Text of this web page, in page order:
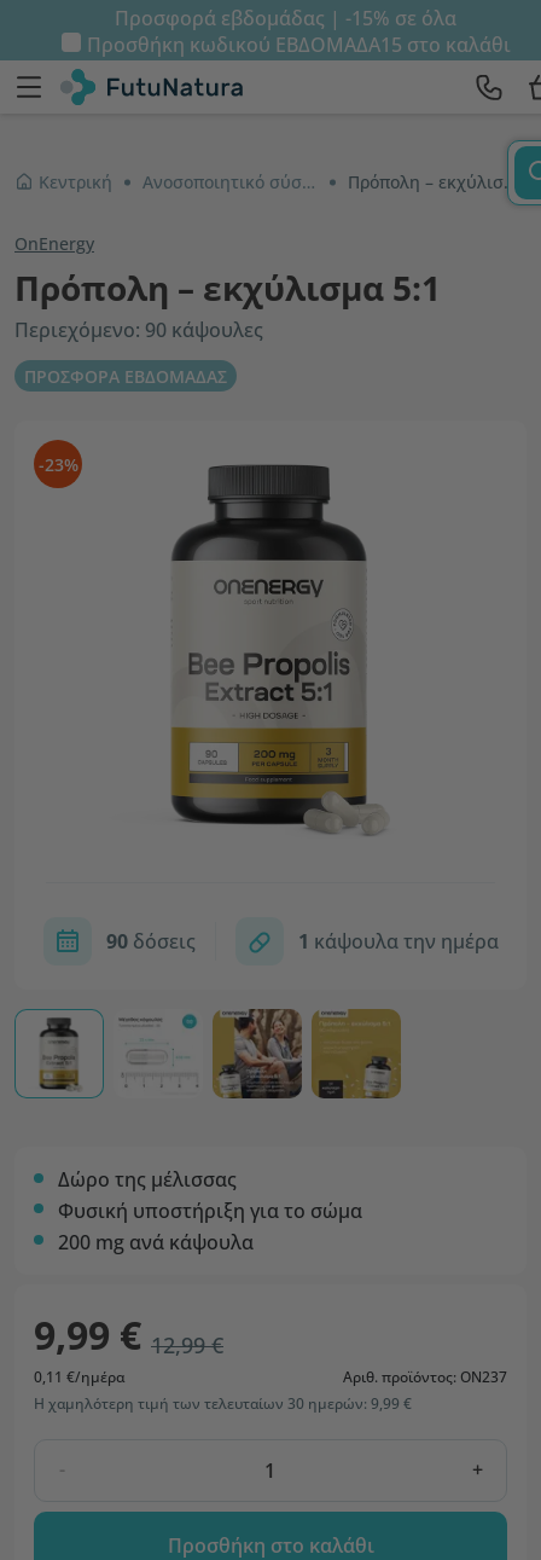
Προσφορά εβδομάδας | -15% σε όλα
Προσθήκη κωδικού ΕΒΔΟΜΑΔΑ15 στο καλάθι
Κεντρική Ανοσοποιητικό σύστημα και ενέργεια Πρόπολη – εκχύλισμα 5:1
OnEnergy
Πρόπολη – εκχύλισμα 5:1
Περιεχόμενο: 90 κάψουλες
ΠΡΟΣΦΟΡΑ ΕΒΔΟΜΑΔΑΣ
-23%
90δόσεις 1 κάψουλα την ημέρα
Δώρο της μέλισσας
Φυσική υποστήριξη για το σώμα
200 mg ανά κάψουλα
9,99 € 12,99 €
0,11 €/ημέρα
Αριθ. προϊόντος: ON237
Η χαμηλότερη τιμή των τελευταίων 30 ημερών: 9,99 €
- +
Προσθήκη στο καλάθι